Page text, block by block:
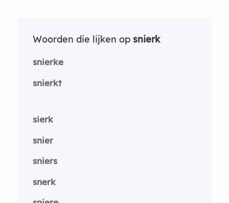
Woorden die lijken op snierk
snierke
snierkt
sierk
snier
sniers
snerk